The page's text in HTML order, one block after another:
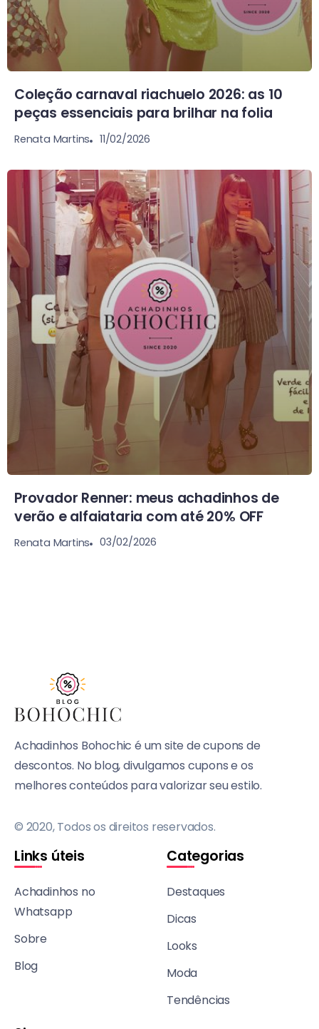
Coleção carnaval riachuelo 2026: as 10
peças essenciais para brilhar na folia
Renata Martins 11/02/2026
Provador Renner: meus achadinhos de
verão e alfaiataria com até 20% OFF
Renata Martins 03/02/2026
Achadinhos Bohochic é um site de cupons de
descontos. No blog, divulgamos cupons e os
melhores conteúdos para valorizar seu estilo.
© 2020, Todos os direitos reservados.
Links úteis
Achadinhos no
Whatsapp
Sobre
Blog
Categorias
Destaques
Dicas
Looks
Moda
Tendências